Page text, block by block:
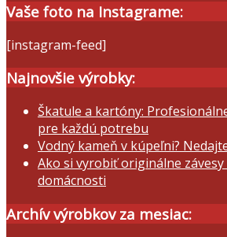
Vaše foto na Instagrame:
[instagram-feed]
Najnovšie výrobky:
Škatule a kartóny:
pre každú potrebu
Vodný kameň v kúpeľni?
Ako si vyrobiť originálne závesy
domácnosti
Archív výrobkov za mesiac: